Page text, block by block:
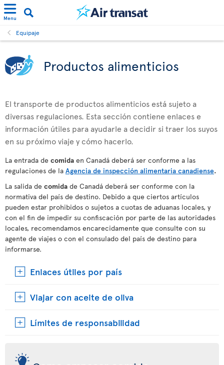
Menu
Equipaje
Productos alimenticios
El transporte de productos alimenticios está sujeto a
diversas regulaciones. Esta sección contiene enlaces e
información útiles para ayudarle a decidir si traer los suyos
en su próximo viaje y cómo hacerlo.
La entrada de comida en Canadá deberá ser conforme a las
regulaciones de la Agencia de inspección alimentaria canadiense.
La salida de comida de Canadá deberá ser conforme con la
normativa del país de destino. Debido a que ciertos artículos
pueden estar prohibidos o sujetos a cuotas de aduanas locales, y
con el fin de impedir su confiscación por parte de las autoridades
locales, recomendamos encarecidamente que consulte con su
agente de viajes o con el consulado del país de destino para
informarse.
Enlaces útiles por país
Viajar con aceite de oliva
Límites de responsabilidad